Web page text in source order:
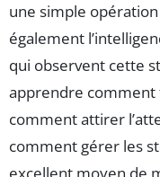
une simple
également
qui observent cette
apprendre comment
comment attirer
comment gérer les